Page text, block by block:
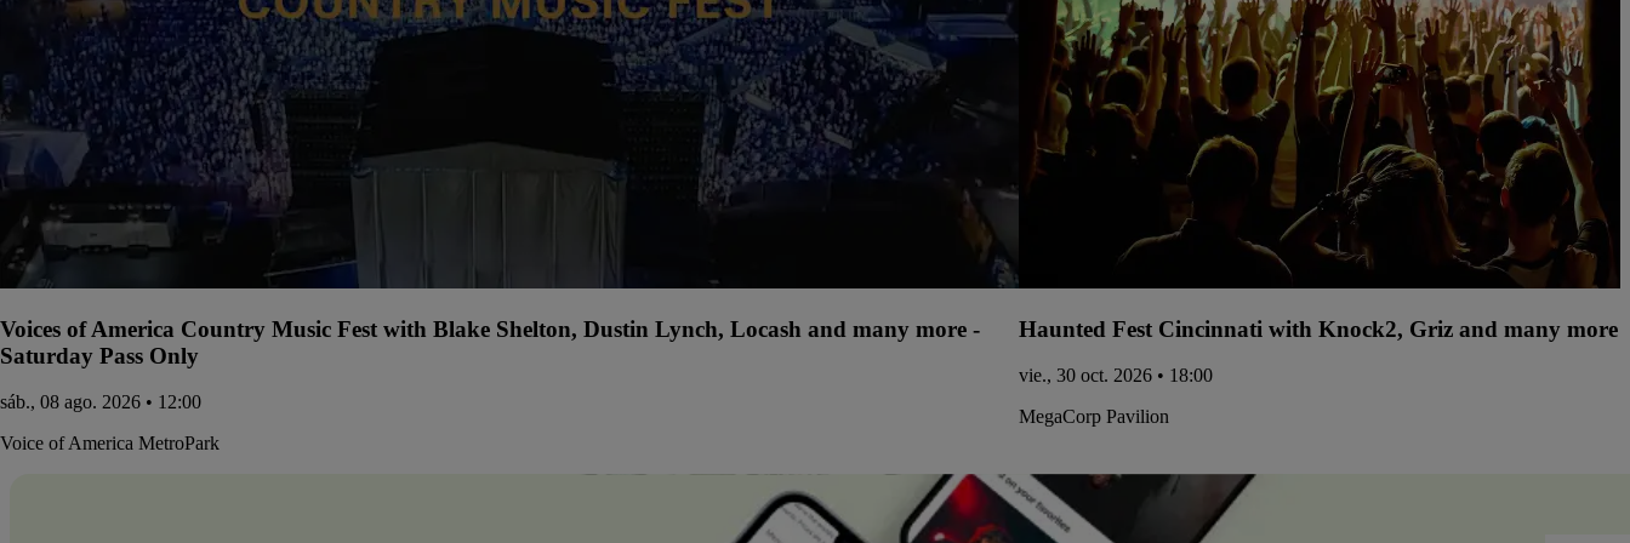
Voices of America Country Music Fest with Blake Shelton, Dustin Lynch, Locash and many more -
Saturday Pass Only
sáb., 08 ago. 2026 • 12:00
Voice of America MetroPark
Haunted Fest Cincinnati with Knock2, Griz and many more
vie., 30 oct. 2026 • 18:00
MegaCorp Pavilion